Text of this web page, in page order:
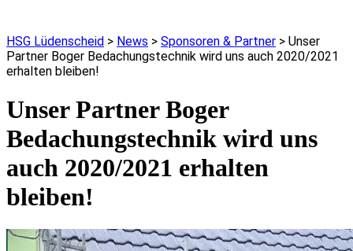
HSG Lüdenscheid > News > Sponsoren & Partner > Unser
Partner Boger Bedachungstechnik wird uns auch 2020/2021
erhalten bleiben!
Unser Partner Boger
Bedachungstechnik wird uns
auch 2020/2021 erhalten
bleiben!